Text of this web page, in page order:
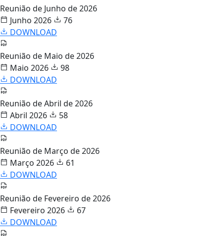
Reunião de Junho de 2026
Junho 2026
76
DOWNLOAD
Reunião de Maio de 2026
Maio 2026
98
DOWNLOAD
Reunião de Abril de 2026
Abril 2026
58
DOWNLOAD
Reunião de Março de 2026
Março 2026
61
DOWNLOAD
Reunião de Fevereiro de 2026
Fevereiro 2026
67
DOWNLOAD